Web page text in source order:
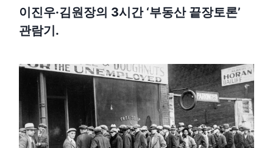
이진우·김원장의 3시간 ‘부동산 끝장토론’
관람기.